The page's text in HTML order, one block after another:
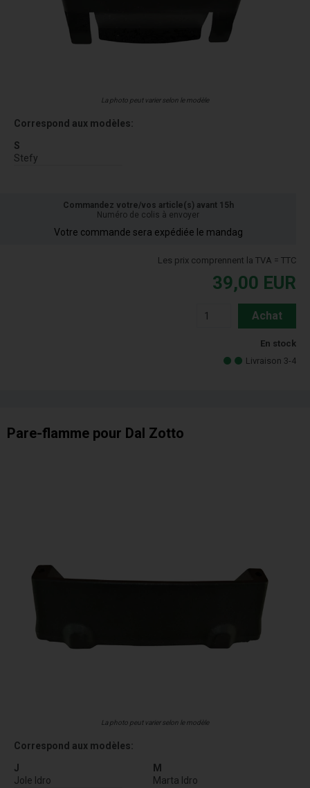
La photo peut varier selon le modèle
Correspond aux modèles:
S
Stefy
Commandez votre/vos article(s) avant 15h
Numéro de colis à envoyer
Votre commande sera expédiée le mandag
Les prix comprennent la TVA = TTC
39,00 EUR
Achat
En stock
Livraison 3-4
Pare-flamme pour Dal Zotto
La photo peut varier selon le modèle
Correspond aux modèles:
J
Jole Idro
M
Marta Idro